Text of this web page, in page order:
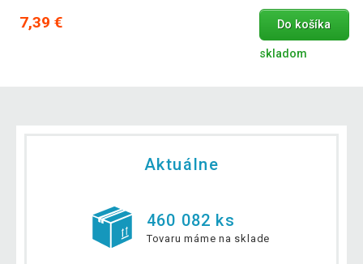
7,39 € Do košíka
skladom
Aktuálne
460 082 ks
Tovaru máme na sklade